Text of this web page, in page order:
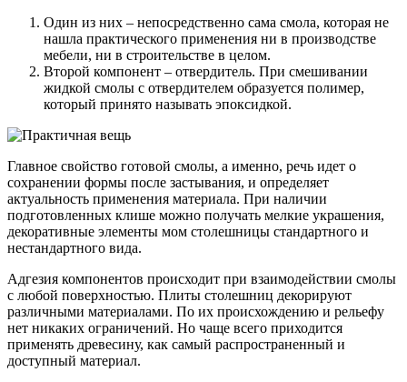
Один из них – непосредственно сама смола, которая не
нашла практического применения ни в производстве
мебели, ни в строительстве в целом.
Второй компонент – отвердитель. При смешивании
жидкой смолы с отвердителем образуется полимер,
который принято называть эпоксидкой.
Главное свойство готовой смолы, а именно, речь идет о
сохранении формы после застывания, и определяет
актуальность применения материала. При наличии
подготовленных клише можно получать мелкие украшения,
декоративные элементы мом столешницы стандартного и
нестандартного вида.
Адгезия компонентов происходит при взаимодействии смолы
с любой поверхностью. Плиты столешниц декорируют
различными материалами. По их происхождению и рельефу
нет никаких ограничений. Но чаще всего приходится
применять древесину, как самый распространенный и
доступный материал.